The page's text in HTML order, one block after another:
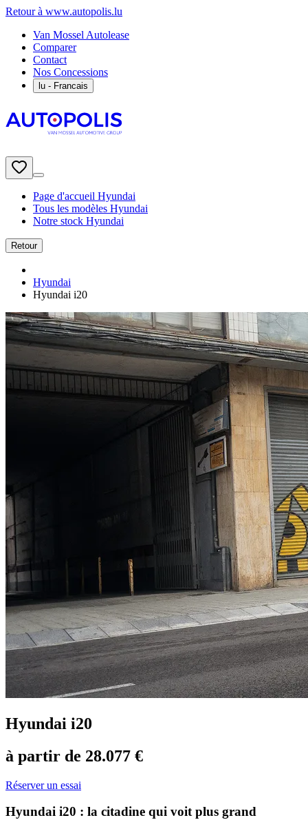
Retour à www.autopolis.lu
Van Mossel Autolease
Comparer
Contact
Nos Concessions
lu - Francais
Page d'accueil Hyundai
Tous les modèles Hyundai
Notre stock Hyundai
Retour
Hyundai
Hyundai i20
Hyundai i20
à partir de 28.077 €
Réserver un essai
Hyundai i20 : la citadine qui voit plus grand